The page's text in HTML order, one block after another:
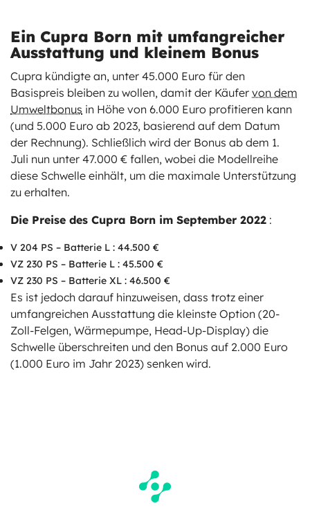
Ein Cupra Born mit umfangreicher
Ausstattung und kleinem Bonus
Cupra kündigte an, unter 45.000 Euro für den
Basispreis bleiben zu wollen, damit der Käufer von dem
Umweltbonus in Höhe von 6.000 Euro profitieren kann
(und 5.000 Euro ab 2023, basierend auf dem Datum
der Rechnung). Schließlich wird der Bonus ab dem 1.
Juli nun unter 47.000 € fallen, wobei die Modellreihe
diese Schwelle einhält, um die maximale Unterstützung
zu erhalten.
Die Preise des Cupra Born im September 2022 :
V 204 PS – Batterie L : 44.500 €
VZ 230 PS – Batterie L : 45.500 €
VZ 230 PS – Batterie XL : 46.500 €
Es ist jedoch darauf hinzuweisen, dass trotz einer
umfangreichen Ausstattung die kleinste Option (20-
Zoll-Felgen, Wärmepumpe, Head-Up-Display) die
Schwelle überschreiten und den Bonus auf 2.000 Euro
(1.000 Euro im Jahr 2023) senken wird.